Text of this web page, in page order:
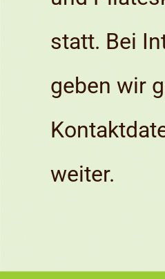
statt. Bei
geben wir
weiter.